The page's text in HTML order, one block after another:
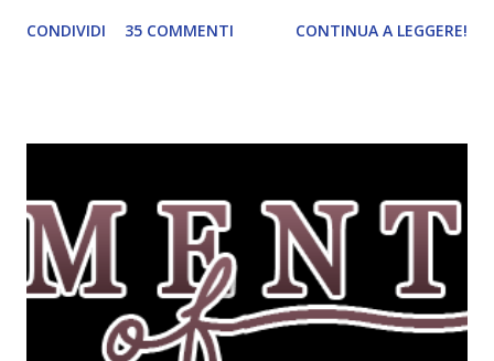
più difficili e fare decidere a voi lettori tra storie d'amore
Dunque qual è questo tema, vi starete chiedendo. Il tema di
febbraio è libri ispirati alle favole! Che ve ne pare? Io avrei
un po' di titoli in wishlist ^^ Non avendo letto nessun libro
ispirato alle favole (D:), tutte voi lasciate solo un titolo e
poi a random ne sceglierò tre! Aggiornerò il post, oppure
CONDIVIDI 35 COMMENTI CONTINUA A LEGGERE!